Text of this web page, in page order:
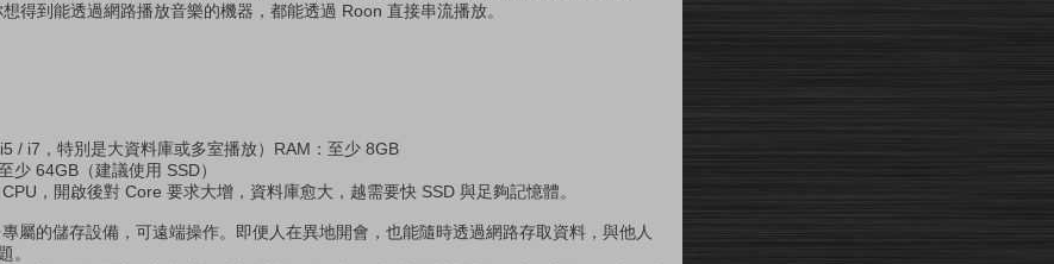
得到能透過網路播放音樂的機器，都能透過 Roon 直接串流播放。
/ i7，特別是大資料庫或多室播放）RAM：至少 8GB
少 64GB（建議使用 SSD）
，開啟後對 Core 要求大增，資料庫愈大，越需要快 SSD 與足夠記憶體。
屬的儲存設備，可遠端操作。即便人在異地開會，也能隨時透過網路存取資料，與他人
。